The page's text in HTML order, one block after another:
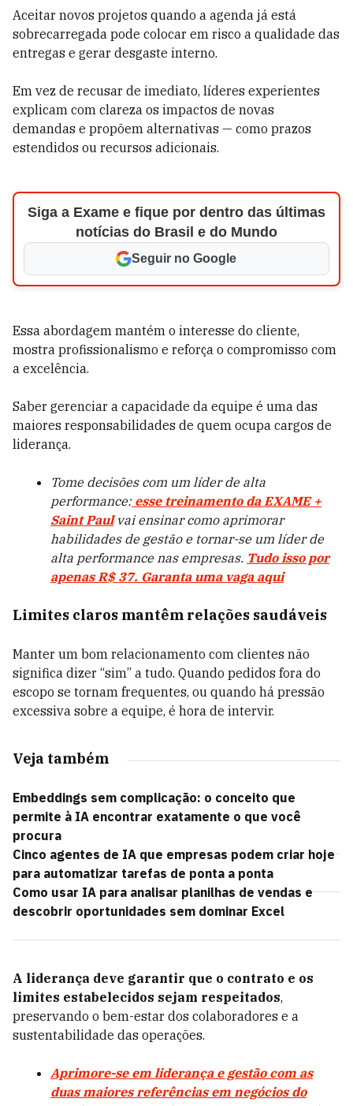
Aceitar novos projetos quando a agenda já está
sobrecarregada pode colocar em risco a qualidade das
entregas e gerar desgaste interno.
Em vez de recusar de imediato, líderes experientes
explicam com clareza os impactos de novas
demandas e propõem alternativas — como prazos
estendidos ou recursos adicionais.
Siga a Exame e fique por dentro das últimas
notícias do Brasil e do Mundo
Seguir no Google
Essa abordagem mantém o interesse do cliente,
mostra profissionalismo e reforça o compromisso com
a excelência.
Saber gerenciar a capacidade da equipe é uma das
maiores responsabilidades de quem ocupa cargos de
liderança.
Tome decisões com um líder de alta
performance:esse treinamento da EXAME +
Saint Paulvai ensinar como aprimorar
habilidades de gestão e tornar-se um líder de
alta performance nas empresas. Tudo isso por
apenas R$ 37. Garanta uma vaga aqui
Limites claros mantêm relações saudáveis
Manter um bom relacionamento com clientes não
significa dizer “sim” a tudo. Quando pedidos fora do
escopo se tornam frequentes, ou quando há pressão
excessiva sobre a equipe, é hora de intervir.
Veja também
Embeddings sem complicação: o conceito que
permite à IA encontrar exatamente o que você
procura
Cinco agentes de IA que empresas podem criar hoje
para automatizar tarefas de ponta a ponta
Como usar IA para analisar planilhas de vendas e
descobrir oportunidades sem dominar Excel
A liderança deve garantir que o contrato e os
limites estabelecidos sejam respeitados,
preservando o bem-estar dos colaboradores e a
sustentabilidade das operações.
Aprimore-se em liderança e gestão com as
duas maiores referências em negócios do